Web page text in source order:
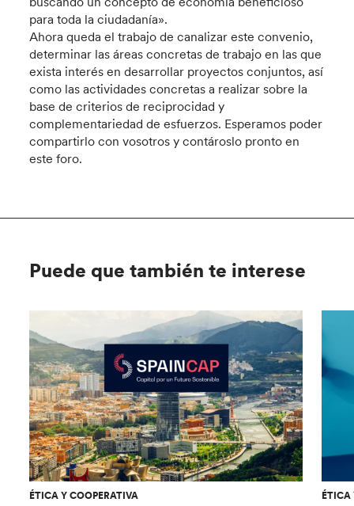
para toda la ciudadanía».
Ahora queda el trabajo de canalizar este convenio,
determinar las áreas concretas de trabajo en las que
exista interés en desarrollar proyectos conjuntos, así
como las actividades concretas a realizar sobre la
base de criterios de reciprocidad y
complementariedad de esfuerzos. Esperamos poder
compartirlo con vosotros y contároslo pronto en
este foro.
Puede que también te interese
ÉTICA Y COOPERATIVA ÉTICA